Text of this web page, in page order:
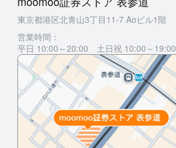
東京都港区北青山3丁目11-7 Aoビル1階
営業時間：
平日 10:00～20:00 土日祝 10:00～19:00